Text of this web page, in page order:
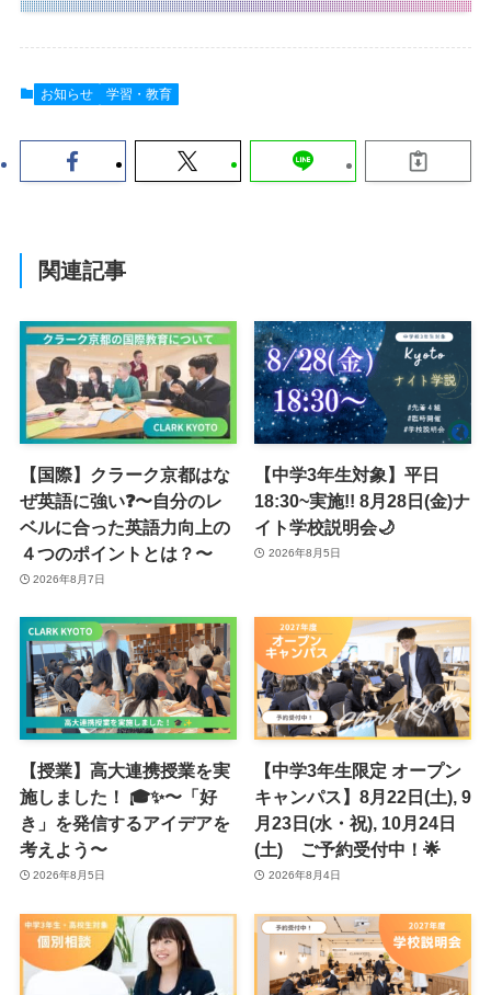
お知らせ 学習・教育
関連記事
【国際】クラーク京都はな
ぜ英語に強い❓〜自分のレ
ベルに合った英語力向上の
４つのポイントとは？〜
2026年8月7日
【中学3年生対象】平日
18:30~実施!! 8月28日(金)ナ
イト学校説明会🌙
2026年8月5日
【授業】高大連携授業を実
施しました！ 🎓✨〜「好
き」を発信するアイデアを
考えよう〜
2026年8月5日
【中学3年生限定 オープン
キャンパス】8月22日(土), 9
月23日(水・祝), 10月24日
(土) ご予約受付中！🌟
2026年8月4日